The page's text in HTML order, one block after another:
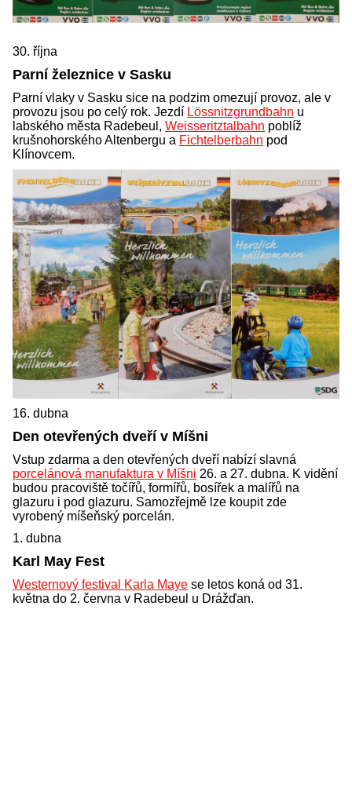
30. října
Parní železnice v Sasku
Parní vlaky v Sasku sice na podzim omezují provoz, ale v
provozu jsou po celý rok. Jezdí Lössnitzgrundbahn u
labského města Radebeul, Weisseritztalbahn poblíž
krušnohorského Altenbergu a Fichtelberbahn pod
Klínovcem.
16. dubna
Den otevřených dveří v Míšni
Vstup zdarma a den otevřených dveří nabízí slavná
porcelánová manufaktura v Míšni 26. a 27. dubna. K vidění
budou pracoviště točířů, formířů, bosířek a malířů na
glazuru i pod glazuru. Samozřejmě lze koupit zde
vyrobený míšeňský porcelán.
1. dubna
Karl May Fest
Westernový festival Karla Maye se letos koná od 31.
května do 2. června v Radebeul u Drážďan.